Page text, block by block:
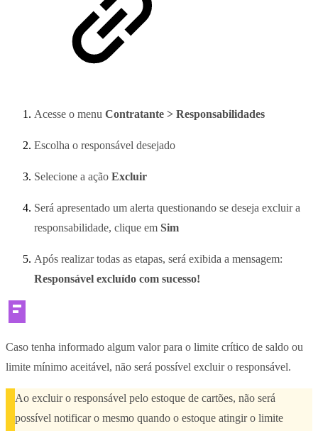
Acesse o menu Contratante > Responsabilidades
Escolha o responsável desejado
Selecione a ação Excluir
Será apresentado um alerta questionando se deseja excluir a
responsabilidade, clique em Sim
Após realizar todas as etapas, será exibida a mensagem:
Responsável excluído com sucesso!
Caso tenha informado algum valor para o limite crítico de saldo ou
limite mínimo aceitável, não será possível excluir o responsável.
Ao excluir o responsável pelo estoque de cartões, não será
possível notificar o mesmo quando o estoque atingir o limite